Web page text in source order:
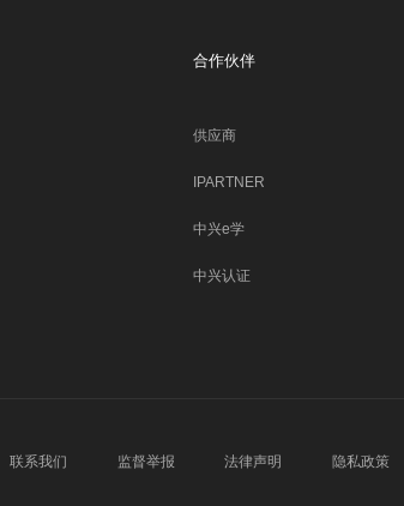
合作伙伴
供应商
IPARTNER
中兴e学
中兴认证
联系我们 监督举报 法律声明 隐私政策